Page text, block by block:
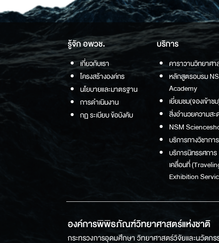
รู้จัก อพวช.
เกี่ยวกับเรา
โครงสร้างองค์กร
นโยบายและมาตรฐาน
การดำเนินงาน
กฏ ระเบียบ ข้อบังคับ
บริการ
คาราวานวิทยาศ
หลักสูตรอบรม
Academy
เยี่ยมชม(จองเข้าช
สิ่งอำนวยความสะ
NSM
บริการทางวิชาการ
บริการนิทรรศการ
เคลื่อนที่
Exhibition
องค์การพิพิธภัณฑ์วิทยาศาสตร์แห่งชาติ
กระทรวงการอุดมศึกษา วิทยาศาสตร์วิจัยและนวัต